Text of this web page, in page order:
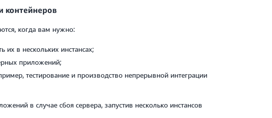
контейнеров
когда вам нужно:
их в нескольких инстансах;
приложений;
тестирование и производство непрерывной интеграции
в случае сбоя сервера, запустив несколько инстансов